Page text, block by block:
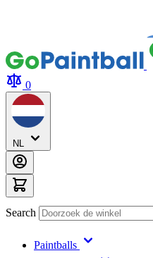
0
NL
Search
Paintballs